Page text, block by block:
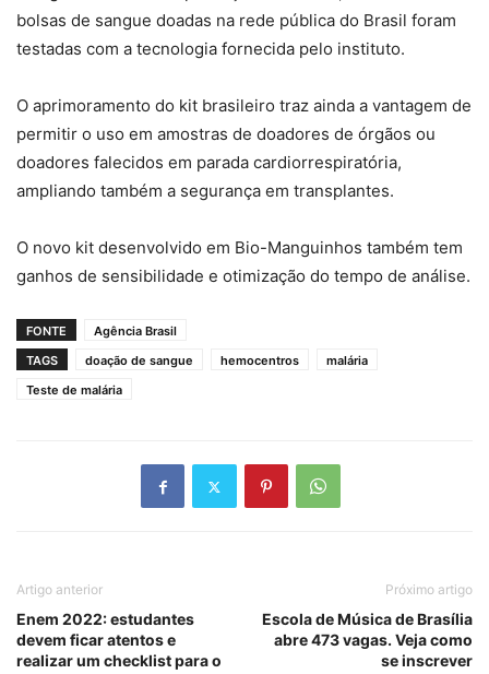
bolsas de sangue doadas na rede pública do Brasil foram
testadas com a tecnologia fornecida pelo instituto.
O aprimoramento do kit brasileiro traz ainda a vantagem de
permitir o uso em amostras de doadores de órgãos ou
doadores falecidos em parada cardiorrespiratória,
ampliando também a segurança em transplantes.
O novo kit desenvolvido em Bio-Manguinhos também tem
ganhos de sensibilidade e otimização do tempo de análise.
FONTE
Agência Brasil
TAGS
doação de sangue hemocentros
malária
Teste de malária
Artigo anterior
Enem 2022: estudantes
devem ficar atentos e
realizar um checklist para o
Próximo artigo
Escola de Música de Brasília
abre 473 vagas. Veja como
se inscrever